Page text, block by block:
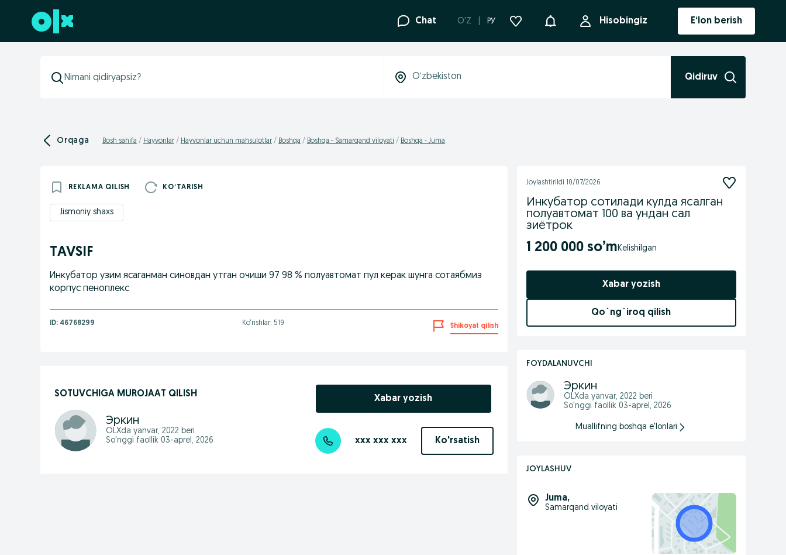
Futerga oʻtish Chat O'Z РУ Bildirishnoma Hisobingiz E‘lon berish
Qidiruv
Orqaga Bosh sahifa Hayvonlar Hayvonlar uchun mahsulotlar Boshqa Boshqa - Samarqand viloyati Boshqa - Juma
REKLAMA QILISH KOʻTARISH
Jismoniy shaxs
TAVSIF
Инкубатор узим ясаганман синовдан утган очиши 97 98 % полуавтомат пул керак шунга сотаябмиз
корпус пеноплекс
ID: 46768299 Ko‘rishlar: 519 Shikoyat qilish
SOTUVCHIGA MUROJAAT QILISH
Эркин
OLXda yanvar, 2022 beri
So'nggi faollik 03-aprel, 2026
Xabar yozish
xxx xxx xxx Ko'rsatish
Joylashtirildi 10/07/2026
Инкубатор сотилади кулда ясалган
полуавтомат 100 ва ундан сал
зиётрок
1 200 000 so’m
Xabar yozish
Qo`ng`iroq qilish
FOYDALANUVCHI
Эркин
OLXda yanvar, 2022 beri
So'nggi faollik 03-aprel, 2026
Muallifning boshqa e'lonlari
JOYLASHUV
Juma,
Samarqand viloyati